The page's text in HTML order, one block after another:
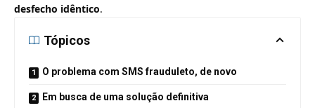
desfecho idêntico.
Tópicos
O problema com SMS frauduleto, de novo
Em busca de uma solução definitiva